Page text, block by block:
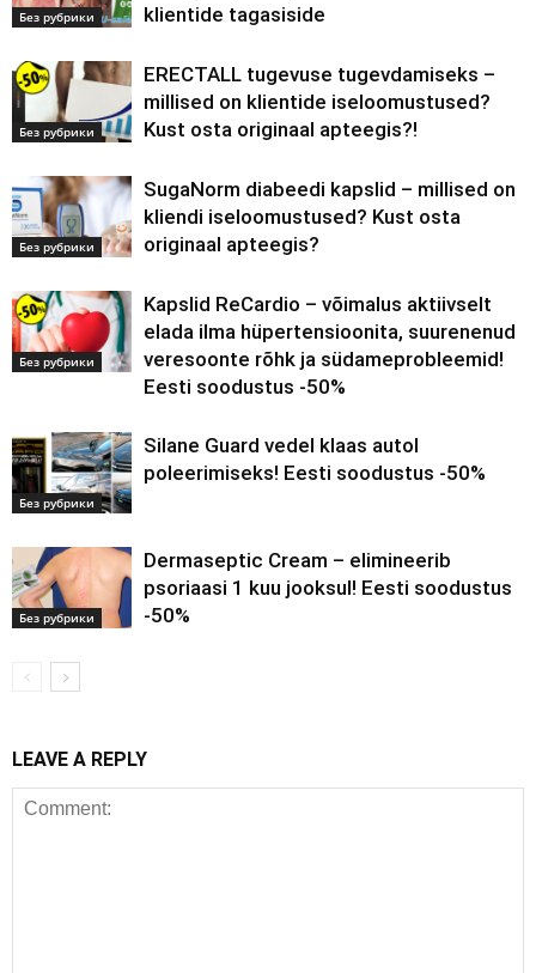
Без рубрики
klientide tagasiside
Без рубрики
ERECTALL tugevuse tugevdamiseks –
millised on klientide iseloomustused?
Kust osta originaal apteegis?!
Без рубрики
SugaNorm diabeedi kapslid – millised on
kliendi iseloomustused? Kust osta
originaal apteegis?
Без рубрики
Kapslid ReCardio – võimalus aktiivselt
elada ilma hüpertensioonita, suurenenud
veresoonte rõhk ja südameprobleemid!
Eesti soodustus -50%
Без рубрики
Silane Guard vedel klaas autol
poleerimiseks! Eesti soodustus -50%
Без рубрики
Dermaseptic Cream – elimineerib
psoriaasi 1 kuu jooksul! Eesti soodustus
-50%
LEAVE A REPLY